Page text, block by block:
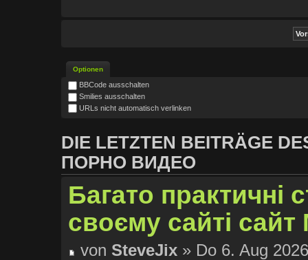
Optionen
BBCode ausschalten
Smilies ausschalten
URLs nicht automatisch verlinken
DIE LETZTEN BEITRÄGE
ПОРНО ВИДЕО
Багато практичні
своєму сайті сайт
von SteveJix» Do 6. Aug